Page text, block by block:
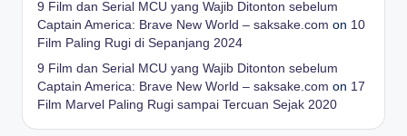
9 Film dan Serial MCU yang Wajib Ditonton sebelum
Captain America: Brave New World – saksake.com on 10
Film Paling Rugi di Sepanjang 2024
9 Film dan Serial MCU yang Wajib Ditonton sebelum
Captain America: Brave New World – saksake.com on 17
Film Marvel Paling Rugi sampai Tercuan Sejak 2020